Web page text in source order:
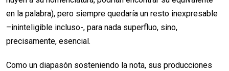
en la palabra), pero siempre quedaría un resto inexpresable
–ininteligible incluso-, para nada superfluo, sino,
precisamente, esencial.
Como un diapasón sosteniendo la nota, sus producciones